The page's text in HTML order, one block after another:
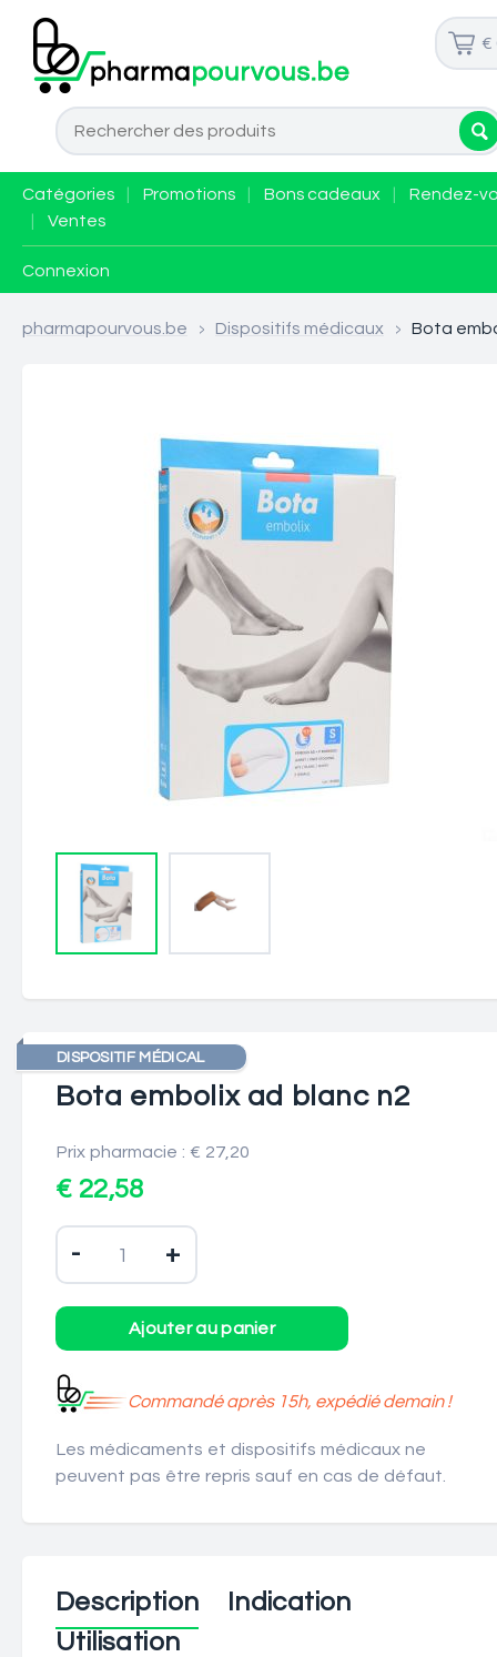
€
Catégories Promotions Bons cadeaux
Rendez-
Ventes
Connexion
pharmapourvous.be > Dispositifs médicaux > Bota
DISPOSITIF MÉDICAL
Bota embolix ad blanc n2
Prix pharmacie : € 27,20
€ 22,58
- +
Commandé après 15h, expédié demain !
Les médicaments et dispositifs médicaux ne
peuvent pas être repris sauf en cas de défaut.
Description
Indication
Utilisation